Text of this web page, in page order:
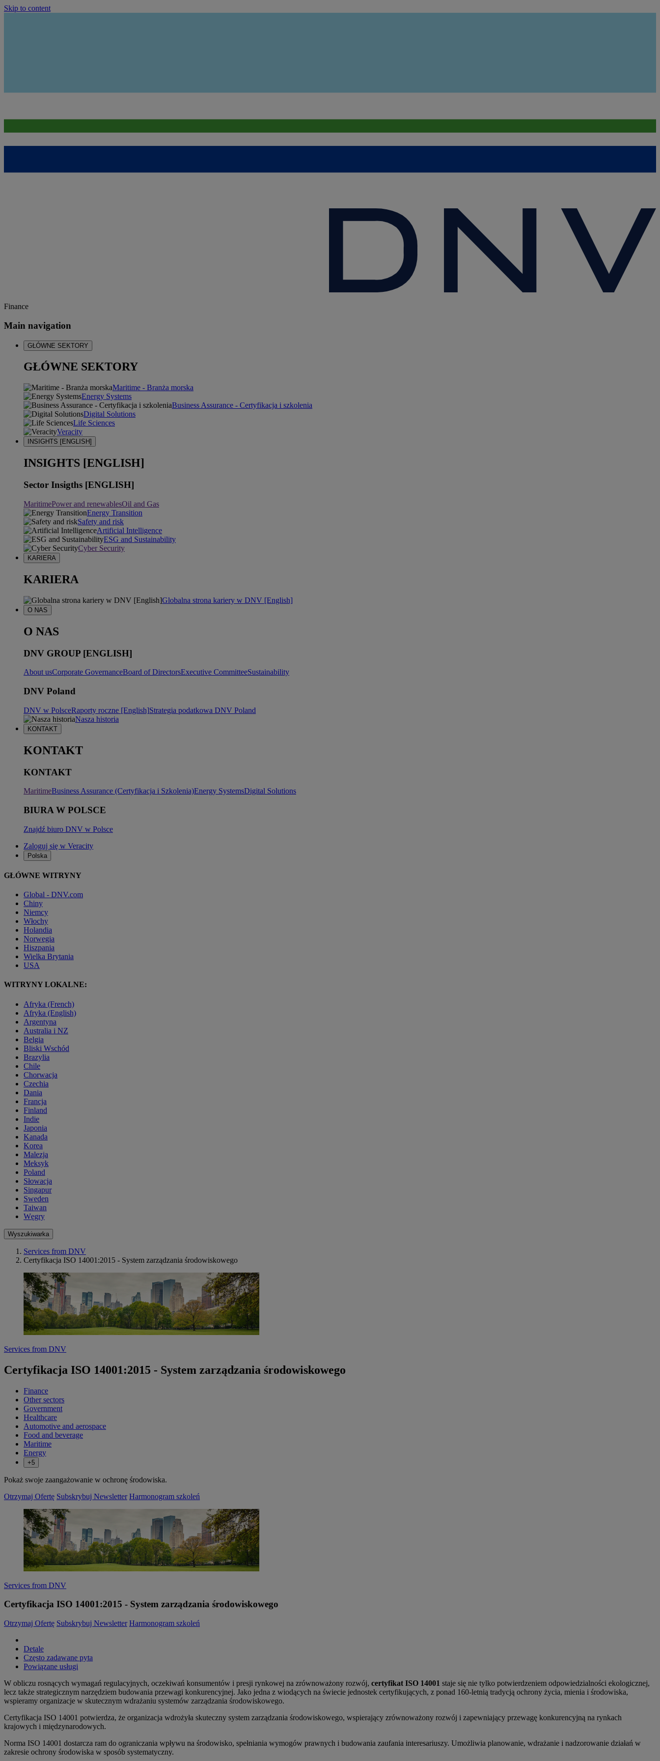
Skip to content
Finance
Main navigation
GŁÓWNE SEKTORY
GŁÓWNE SEKTORY
Maritime - Branża morska
Energy Systems
Business Assurance - Certyfikacja i szkolenia
Digital Solutions
Life Sciences
Veracity
INSIGHTS [ENGLISH]
INSIGHTS [ENGLISH]
Sector Insigths [ENGLISH]
MaritimePower and renewablesOil and Gas
Energy Transition
Safety and risk
Artificial Intelligence
ESG and Sustainability
Cyber Security
KARIERA
KARIERA
Globalna strona kariery w DNV [English]
O NAS
O NAS
DNV GROUP [ENGLISH]
About usCorporate GovernanceBoard of DirectorsExecutive CommitteeSustainability
DNV Poland
DNV w PolsceRaporty roczne [English]Strategia podatkowa DNV Poland
Nasza historia
KONTAKT
KONTAKT
KONTAKT
MaritimeBusiness Assurance (Certyfikacja i Szkolenia)Energy SystemsDigital Solutions
BIURA W POLSCE
Znajdź biuro DNV w Polsce
Zaloguj się w Veracity
Polska
GŁÓWNE WITRYNY
Global - DNV.com
Chiny
Niemcy
Włochy
Holandia
Norwegia
Hiszpania
Wielka Brytania
USA
WITRYNY LOKALNE:
Afryka (French)
Afryka (English)
Argentyna
Australia i NZ
Belgia
Bliski Wschód
Brazylia
Chile
Chorwacja
Czechia
Dania
Francja
Finland
Indie
Japonia
Kanada
Korea
Malezja
Meksyk
Poland
Słowacja
Singapur
Sweden
Taiwan
Węgry
Wyszukiwarka
Services from DNV
Certyfikacja ISO 14001:2015 - System zarządzania środowiskowego
Services from DNV
Certyfikacja ISO 14001:2015 - System zarządzania środowiskowego
Finance
Other sectors
Government
Healthcare
Automotive and aerospace
Food and beverage
Maritime
Energy
+5
Pokaż swoje zaangażowanie w ochronę środowiska.
Otrzymaj Ofertę Subskrybuj Newsletter Harmonogram szkoleń
Services from DNV
Certyfikacja ISO 14001:2015 - System zarządzania środowiskowego
Otrzymaj Ofertę Subskrybuj Newsletter Harmonogram szkoleń
Detale
Często zadawane pyta
Powiązane usługi
W obliczu rosnących wymagań regulacyjnych, oczekiwań konsumentów i presji rynkowej na zrównoważony rozwój, certyfikat ISO 14001 staje się nie tylko potwierdzeniem odpowiedzialności ekologicznej,
lecz także strategicznym narzędziem budowania przewagi konkurencyjnej. Jako jedna z wiodących na świecie jednostek certyfikujących, z ponad 160-letnią tradycją ochrony życia, mienia i środowiska,
wspieramy organizacje w skutecznym wdrażaniu systemów zarządzania środowiskowego.
Certyfikacja ISO 14001 potwierdza, że organizacja wdrożyła skuteczny system zarządzania środowiskowego, wspierający zrównoważony rozwój i zapewniający przewagę konkurencyjną na rynkach
krajowych i międzynarodowych.
Norma ISO 14001 dostarcza ram do ograniczania wpływu na środowisko, spełniania wymogów prawnych i budowania zaufania interesariuszy. Umożliwia planowanie, wdrażanie i nadzorowanie działań w
zakresie ochrony środowiska w sposób systematyczny.